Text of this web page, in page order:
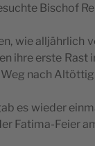
Bischof
wie all­jähr­lich
ihre ers­te Rast
nach Alt­öt­tig
es wie­der
Fati­ma-Fei­er